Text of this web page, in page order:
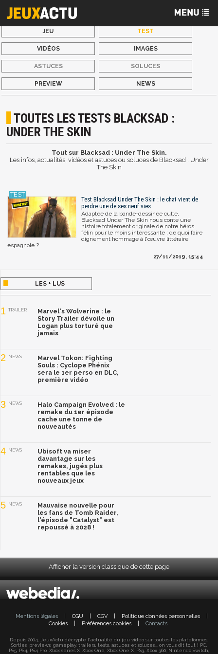
JEU TEST
VIDÉOS IMAGES
ASTUCES SOLUCES
PREVIEW NEWS
TOUTES LES TESTS BLACKSAD :
UNDER THE SKIN
Tout sur Blacksad : Under The Skin.
Les infos, actualités, vidéos et astuces ou soluces de Blacksad : Under
The Skin
Test Blacksad Under The Skin : le chat vient de
perdre une de ses neuf vies
Adaptée de la bande-dessinée culte,
Blacksad Under The Skin nous conte une
histoire totalement originale de notre héros
félin pour le moins intéressante : de quoi faire
dignement hommage à l'œuvre littéraire
espagnole ?
27/11/2019, 15:44
LES + LUS
1 TRAILER
Marvel's Wolverine : le
Story Trailer dévoile un
Logan plus torturé que
jamais
2 NEWS
Marvel Tokon: Fighting
Souls : Cyclope Phénix
sera le 1er perso en DLC,
première vidéo
3 NEWS
Halo Campaign Evolved : le
remake du 1er épisode
cache une tonne de
nouveautés
4 NEWS
Ubisoft va miser
davantage sur les
remakes, jugés plus
rentables que les
nouveaux jeux
5 NEWS
Mauvaise nouvelle pour
les fans de Tomb Raider,
l'épisode "Catalyst" est
repoussé à 2028 !
Afficher la version classique de cette page
Mentions légales CGU CGV Politique données personnelles
Cookies
Préférences cookies Contacts
Depuis 2004, JeuxActu décrypte l'actualité du jeu vidéo sur toutes les plateformes.
Sorties, previews, gameplay, trailers, tests, astuces et soluces... on vous dit tout ! PC,
PS5, PS4, PS4 Pro, Xbox series X, Xbox One, Xbox One X, PS3, Xbox 360, Nintendo Switch,